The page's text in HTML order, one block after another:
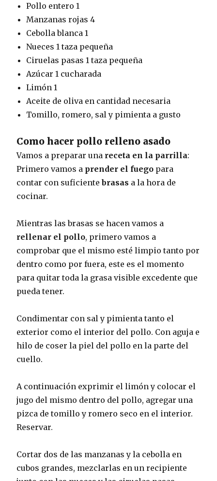
Pollo entero 1
Manzanas rojas 4
Cebolla blanca 1
Nueces 1 taza pequeña
Ciruelas pasas 1 taza pequeña
Azúcar 1 cucharada
Limón 1
Aceite de oliva en cantidad necesaria
Tomillo, romero, sal y pimienta a gusto
Como hacer pollo relleno asado
Vamos a preparar una receta en la parrilla:
Primero vamos a prender el fuego para
contar con suficientebrasas a la hora de
cocinar.
Mientras las brasas se hacen vamos a
rellenar el pollo, primero vamos a
comprobar que el mismo esté limpio tanto por
dentro como por fuera, este es el momento
para quitar toda la grasa visible excedente que
pueda tener.
Condimentar con sal y pimienta tanto el
exterior como el interior del pollo. Con aguja e
hilo de coser la piel del pollo en la parte del
cuello.
A continuación exprimir el limón y colocar el
jugo del mismo dentro del pollo, agregar una
pizca de tomillo y romero seco en el interior.
Reservar.
Cortar dos de las manzanas y la cebolla en
cubos grandes, mezclarlas en un recipiente